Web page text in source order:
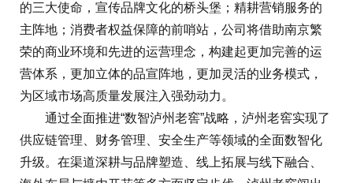
的三大使命，宣传品牌文化的桥头堡；精耕营销服务的
主阵地；消费者权益保障的前哨站，公司将借助南京繁
荣的商业环境和先进的运营理念，构建起更加完善的运
营体系，更加立体的品宣阵地，更加灵活的业务模式，
为区域市场高质量发展注入强劲动力。
通过全面推进“数智泸州老窖”战略，泸州老窖实现了
供应链管理、财务管理、安全生产等领域的全面数智化
升级。在渠道深耕与品牌塑造、线上拓展与线下融合、